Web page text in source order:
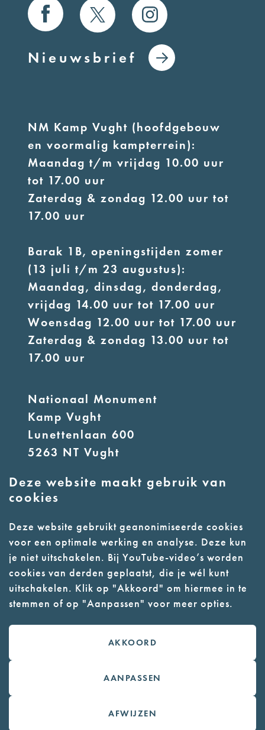
Deze website maakt gebruik van
cookies
Deze website gebruikt geanonimiseerde cookies
voor een optimale werking en analyse. Deze kun
je niet uitschakelen. Bij YouTube-video’s worden
cookies van derden geplaatst, die je wél kunt
uitschakelen. Klik op "Akkoord" om hiermee in te
stemmen of op "Aanpassen" voor meer opties.
AKKOORD
AANPASSEN
AFWIJZEN
Nieuwsbrief
NM Kamp Vught (hoofdgebouw
en voormalig kampterrein):
Maandag t/m vrijdag 10.00 uur
tot 17.00 uur
Zaterdag & zondag 12.00 uur tot
17.00 uur
Barak 1B, openingstijden zomer
(13 juli t/m 23 augustus):
Maandag, dinsdag, donderdag,
vrijdag 14.00 uur tot 17.00 uur
Woensdag 12.00 uur tot 17.00 uur
Zaterdag & zondag 13.00 uur tot
17.00 uur
Nationaal Monument
Kamp Vught
Lunettenlaan 600
5263 NT Vught
E:info@nmkampvught.nl
- Parkeer in de vakken of in de
parkeergarage (begane grond)
- Alleen geleidehonden
toegestaan